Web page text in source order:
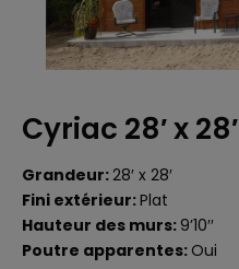
Cyriac 28′ x 28′
Grandeur:28′ x 28′
Fini extérieur:Plat
Hauteur des murs:9’10′′
Poutre apparentes: Oui